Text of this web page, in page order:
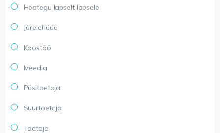
Heategu lapselt lapsele
Järelehüüe
Koostöö
Meedia
Püsitoetaja
Suurtoetaja
Toetaja